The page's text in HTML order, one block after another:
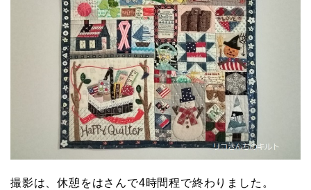
撮影は、休憩をはさんで4時間程で終わりました。